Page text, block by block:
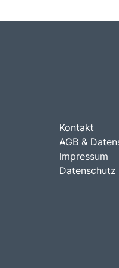
Kontakt
AGB &
Impressum
Datenschutz